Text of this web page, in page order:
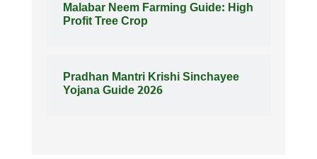
Malabar Neem Farming Guide: High
Profit Tree Crop
Pradhan Mantri Krishi Sinchayee
Yojana Guide 2026